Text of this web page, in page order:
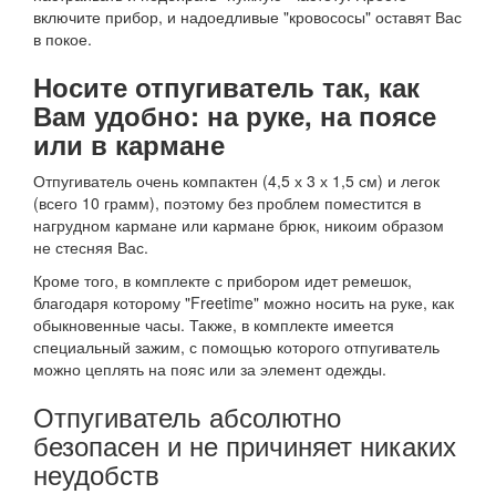
включите прибор, и надоедливые "кровососы" оставят Вас
в покое.
Носите отпугиватель так, как
Вам удобно: на руке, на поясе
или в кармане
Отпугиватель очень компактен (4,5 х 3 х 1,5 см) и легок
(всего 10 грамм), поэтому без проблем поместится в
нагрудном кармане или кармане брюк, никоим образом
не стесняя Вас.
Кроме того, в комплекте с прибором идет ремешок,
благодаря которому "Freetime" можно носить на руке, как
обыкновенные часы. Также, в комплекте имеется
специальный зажим, с помощью которого отпугиватель
можно цеплять на пояс или за элемент одежды.
Отпугиватель абсолютно
безопасен и не причиняет никаких
неудобств